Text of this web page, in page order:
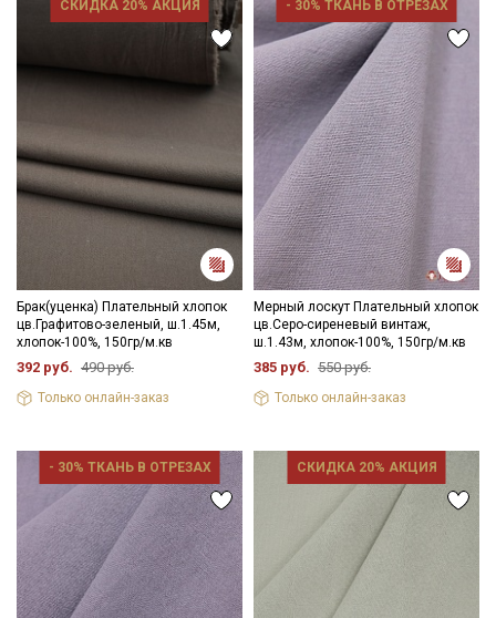
СКИДКА 20% АКЦИЯ
Брак(уценка) Плательный хлопок
цв.Графитово-зеленый, ш.1.45м,
хлопок-100%, 150гр/м.кв
392 руб. 490 руб.
Только онлайн-заказ
- 30% ТКАНЬ В ОТРЕЗАХ
Мерный лоскут Плательный хлопок
цв.Серо-сиреневый винтаж,
ш.1.43м, хлопок-100%, 150гр/м.кв
385 руб. 550 руб.
Только онлайн-заказ
- 30% ТКАНЬ В ОТРЕЗАХ СКИДКА 20% АКЦИЯ